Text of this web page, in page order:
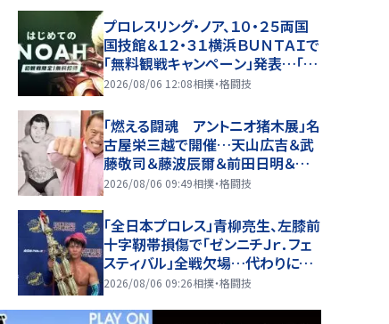
プロレスリング・ノア、１０・２５両国
国技館＆１２・３１横浜ＢＵＮＴＡＩで
「無料観戦キャンペーン」発表…「Ｎ
ＯＡＨを初めて観戦する方に限り無
2026/08/06 12:08相撲・格闘技
「燃える闘魂 アントニオ猪木展」名
古屋栄三越で開催…天山広吉＆武
藤敬司＆藤波辰爾＆前田日明＆初
代タイガーマスクが来場…８・２６か
2026/08/06 09:49相撲・格闘技
「全日本プロレス」青柳亮生、左膝前
十字靭帯損傷で「ゼンニチＪｒ．フェ
スティバル」全戦欠場…代わりに望
月成晃が出場
2026/08/06 09:26相撲・格闘技